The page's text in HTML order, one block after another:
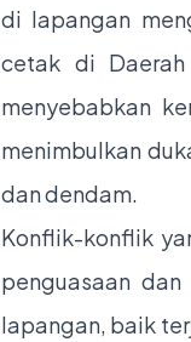
di lapangan
cetak di
menyebabkan
menimbulkan
dan dendam.
Konflik-konflik
penguasaan
lapangan, baik